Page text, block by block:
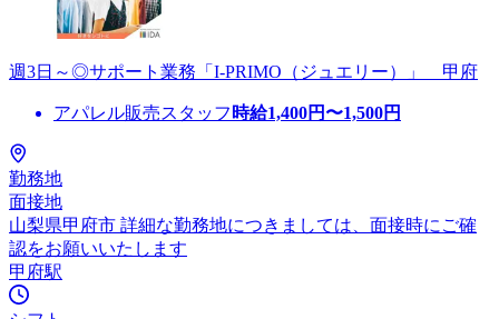
週3日～◎サポート業務「I-PRIMO（ジュエリー）」 甲府
アパレル販売スタッフ 時給1,400円〜1,500円
勤務地
面接地
山梨県甲府市 詳細な勤務地につきましては、面接時にご確
認をお願いいたします
甲府駅